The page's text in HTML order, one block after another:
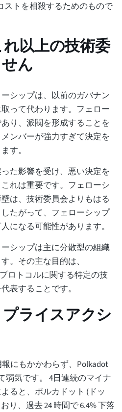
ストを相殺するためのもので
以上の技術委
ん
シップは、以前のガバナン
って代わります。フェロー
り、派閥を形成することを
ンバーが強力すぎて決定を
す。
た影響を受け、悪い決定を
れは重要です。フェローシ
は、技術委員会よりもはる
たがって、フェローシップ
になる可能性があります。
シップは主に分散型の組織
。その主な目的は、
ロトコルに関する特定の技
表することです。
ライスアクシ
報にもかかわらず、Polkadot
弱気です。 4日連続のマイナ
ると、ポルカドット (ドッ
り、過去 24 時間で 6.4% 下落